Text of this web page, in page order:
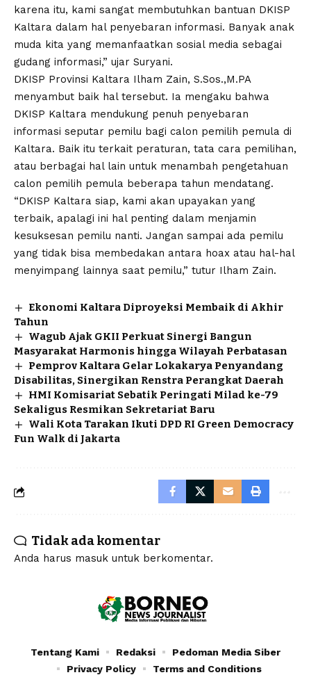
karena itu, kami sangat membutuhkan bantuan DKISP
Kaltara dalam hal penyebaran informasi. Banyak anak
muda kita yang memanfaatkan sosial media sebagai
gudang informasi,” ujar Suryani.
DKISP Provinsi Kaltara Ilham Zain, S.Sos.,M.PA
menyambut baik hal tersebut. Ia mengaku bahwa
DKISP Kaltara mendukung penuh penyebaran
informasi seputar pemilu bagi calon pemilih pemula di
Kaltara. Baik itu terkait peraturan, tata cara pemilihan,
atau berbagai hal lain untuk menambah pengetahuan
calon pemilih pemula beberapa tahun mendatang.
“DKISP Kaltara siap, kami akan upayakan yang
terbaik, apalagi ini hal penting dalam menjamin
kesuksesan pemilu nanti. Jangan sampai ada pemilu
yang tidak bisa membedakan antara hoax atau hal-hal
menyimpang lainnya saat pemilu,” tutur Ilham Zain.
Ekonomi Kaltara Diproyeksi Membaik di Akhir
Tahun
Wagub Ajak GKII Perkuat Sinergi Bangun
Masyarakat Harmonis hingga Wilayah Perbatasan
Pemprov Kaltara Gelar Lokakarya Penyandang
Disabilitas, Sinergikan Renstra Perangkat Daerah
HMI Komisariat Sebatik Peringati Milad ke-79
Sekaligus Resmikan Sekretariat Baru
Wali Kota Tarakan Ikuti DPD RI Green Democracy
Fun Walk di Jakarta
Tidak ada komentar
Anda harus masuk untuk berkomentar.
Tentang Kami Redaksi
Pedoman Media Siber
Privacy Policy
Terms and Conditions